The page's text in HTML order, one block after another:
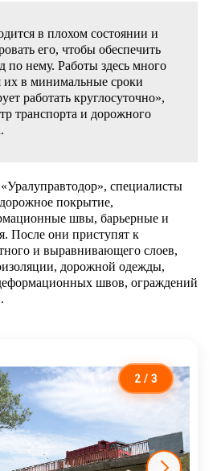
в плохом состоянии и
его, чтобы обеспечить
по нему. Работы здесь много
в минимальные сроки
работать круглосуточно»,
транспорта и дорожного
специалисты
покрытие,
швы, барьерные и
После они приступят к
и выравнивающего слоев,
дорожной одежды,
швов, ограждений
2 / 3